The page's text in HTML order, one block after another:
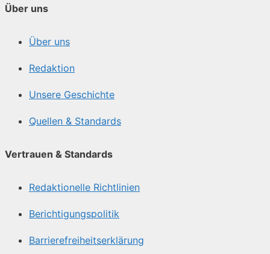
Über uns
Über uns
Redaktion
Unsere Geschichte
Quellen & Standards
Vertrauen & Standards
Redaktionelle Richtlinien
Berichtigungspolitik
Barrierefreiheitserklärung